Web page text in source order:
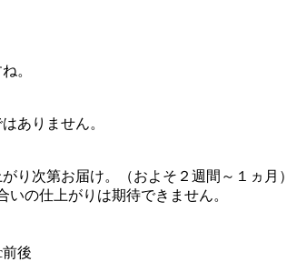
。
り次第お届け。（およそ２週間～１ヵ月）
の仕上がりは期待できません。
後